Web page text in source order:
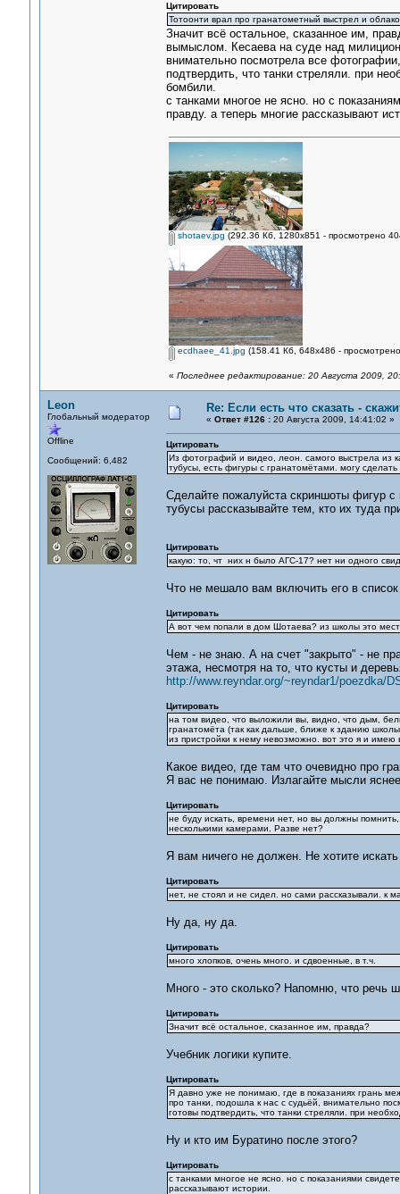
Цитировать
Тотоонти врал про гранатометный выстрел и
Значит всё остальное, сказанное им,
вымыслом. Кесаева на суде над
внимательно посмотрела все
подтвердить, что танки стреляли. при
бомбили.
с танками многое не ясно. но с
правду. а теперь многие рассказывают
shotaev.jpg (292.36 Кб, 1280x851 - просмотрено
ecdhaee_41.jpg (158.41 Кб, 648x486 -
« Последнее редактирование: 20 Августа 2009,
Leon
Глобальный модератор
Offline
Сообщений: 6,482
Re: Если есть что сказать -
« Ответ #126 :20 Августа 2009, 14:41:02 »
Цитировать
Из фотографий и видео, леон. самого выстрела из
тубусы, есть фигуры с гранатомётами. могу
Сделайте пожалуйста скриншоты фигур с
тубусы рассказывайте тем, кто их туда
Цитировать
какую: то, чт них н было АГС-17? нет ни одного
Что не мешало вам включить его в
Цитировать
А вот чем попали в дом Шотаева? из школы это
Чем - не знаю. А на счет "закрыто" - не
этажа, несмотря на то, что кусты и
http://www.reyndar.org/~reyndar1/poezdka/
Цитировать
на том видео, что выложили вы, видно, что дым,
гранатомёта (так как дальше, ближе к зданию
из пристройки к нему невозможно. вот это я и имею
Какое видео, где там что очевидно про
Я вас не понимаю. Излагайте мысли
Цитировать
не буду искать, времени нет, но вы должны
несколькими камерами. Разве нет?
Я вам ничего не должен. Не хотите
Цитировать
нет, не стоял и не сидел. но сами рассказывали. к
Ну да, ну да.
Цитировать
много хлопков, очень много. и сдвоенные, в т.ч.
Много - это сколько? Напомню, что речь
Цитировать
Значит всё остальное, сказанное им, правда?
Учебник логики купите.
Цитировать
Я давно уже не понимаю, где в показаниях грань
про танки, подошла к нас с судьёй, внимательно
готовы подтвердить, что танки стреляли. при
Ну и кто им Буратино после этого?
Цитировать
с танками многое не ясно. но с показаниями
рассказывают истории.